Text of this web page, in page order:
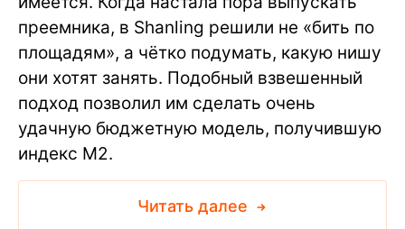
преемника, в Shanling решили не «бить по
площадям», а чётко подумать, какую нишу
они хотят занять. Подобный взвешенный
подход позволил им сделать очень
удачную бюджетную модель, получившую
индекс M2.
Читать далее